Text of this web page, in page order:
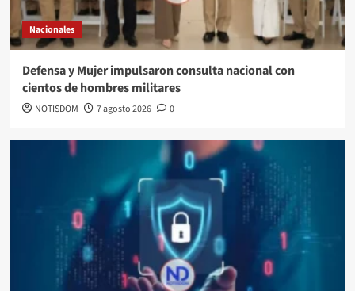
Nacionales
Defensa y Mujer impulsaron consulta nacional con
cientos de hombres militares
NOTISDOM 7 agosto 2026 0